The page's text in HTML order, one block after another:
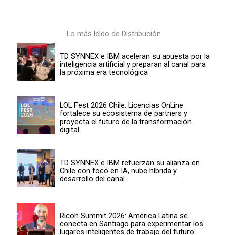
Lo más leído de Distribución
TD SYNNEX e IBM aceleran su apuesta por la
inteligencia artificial y preparan al canal para
la próxima era tecnológica
LOL Fest 2026 Chile: Licencias OnLine
fortalece su ecosistema de partners y
proyecta el futuro de la transformación
digital
TD SYNNEX e IBM refuerzan su alianza en
Chile con foco en IA, nube híbrida y
desarrollo del canal
Ricoh Summit 2026: América Latina se
conecta en Santiago para experimentar los
lugares inteligentes de trabajo del futuro